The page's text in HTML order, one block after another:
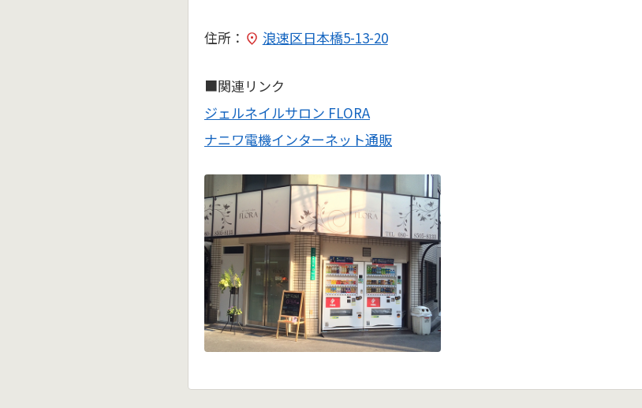
住所： 浪速区日本橋5-13-20
■関連リンク
ジェルネイルサロン FLORA
ナニワ電機インターネット通販